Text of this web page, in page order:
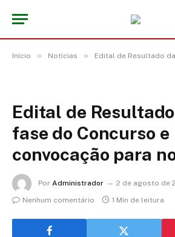
Início » Notícias » Edital de Resultado da 3ª fase do
Edital de
fase do Concurso e
convocação para
Por Administrador
2 de agosto de
Nenhum comentário
1 Min de leitura